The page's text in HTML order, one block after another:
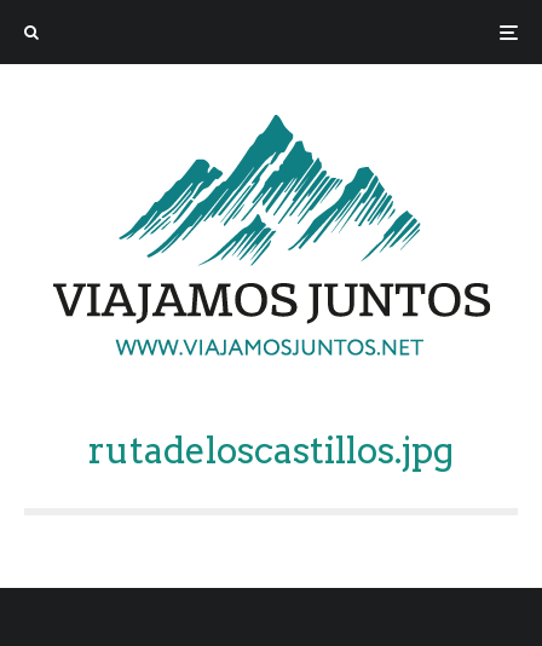
rutadeloscastillos.jpg